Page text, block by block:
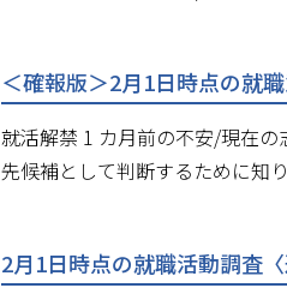
＜確報版＞2月1日時点の就
就活解禁 1 カ月前の不安/現在
先候補として判断するために知
2月1日時点の就職活動調査